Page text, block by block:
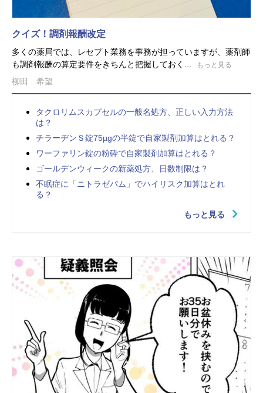
クイズ！調剤報酬改定
多くの薬局では、レセプト業務を事務が担っていますが、薬剤師
も調剤報酬の算定要件をきちんと把握しておく...
もっと見る
柳田 希望
タクロリムスカプセルの一般名処方、正しい入力方法
は？
チラーヂンＳ錠75µgの半錠で自家製剤加算はとれる？
ワーファリン錠の粉砕で自家製剤加算はとれる？
ゴールデンウィークの新薬処方、日数制限は？
不眠症に「ニトラゼパム」でハイリスク加算はとれ
る？
もっと見る